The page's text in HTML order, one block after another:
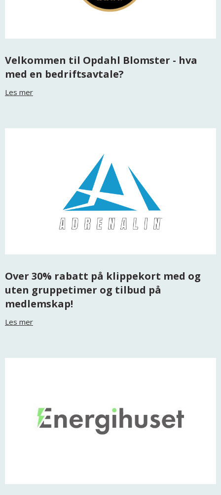
Velkommen til Opdahl Blomster - hva
med en bedriftsavtale?
Les mer
Over 30% rabatt på klippekort med og
uten gruppetimer og tilbud på
medlemskap!
Les mer